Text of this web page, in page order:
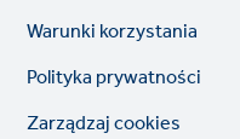
Legal
Warunki korzystania
Polityka prywatności
Zarządzaj cookies